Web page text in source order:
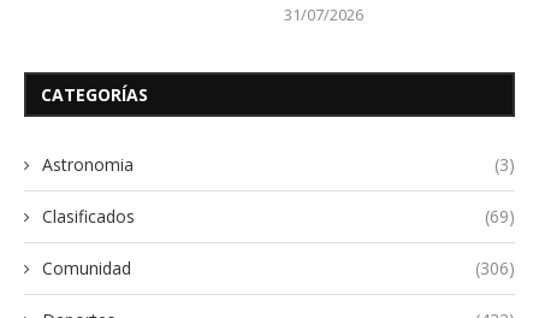
31/07/2026
CATEGORÍAS
Astronomia (3)
Clasificados (69)
Comunidad (306)